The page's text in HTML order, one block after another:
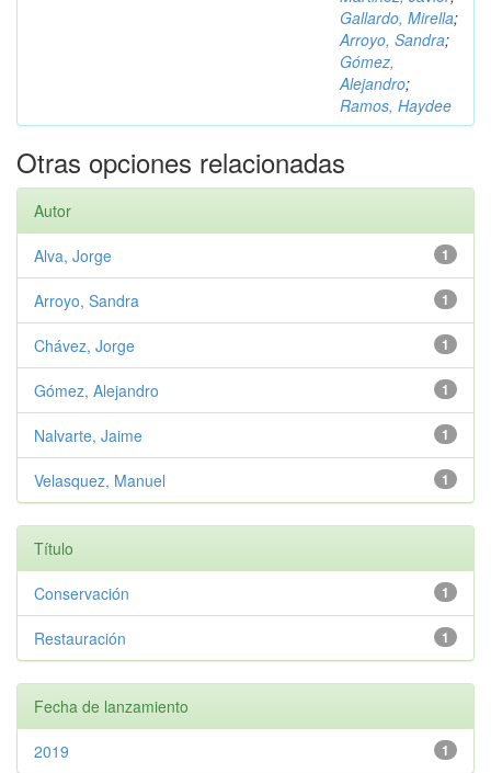
Gallardo, Mirella;
Arroyo, Sandra;
Gómez,
Alejandro;
Ramos, Haydee
Otras opciones relacionadas
Autor
1
Alva, Jorge
1
Arroyo, Sandra
1
Chávez, Jorge
1
Gómez, Alejandro
1
Nalvarte, Jaime
1
Velasquez, Manuel
Título
1
Conservación
1
Restauración
Fecha de lanzamiento
1
2019